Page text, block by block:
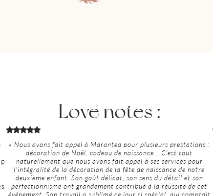
Love notes :
« Nous avons fait appel à Marantea pour plusieurs prestations :
décoration de Noël, cadeau de naissance… C’est tout
naturellement que nous avons fait appel à ses services pour
l’intégralité de la décoration de la fête de naissance de notre
deuxième enfant. Son goût délicat, son sens du détail et son
perfectionnisme ont grandement contribué à la réussite de cet
événement. Son travail a sublimé ce jour si spécial, qui comptait